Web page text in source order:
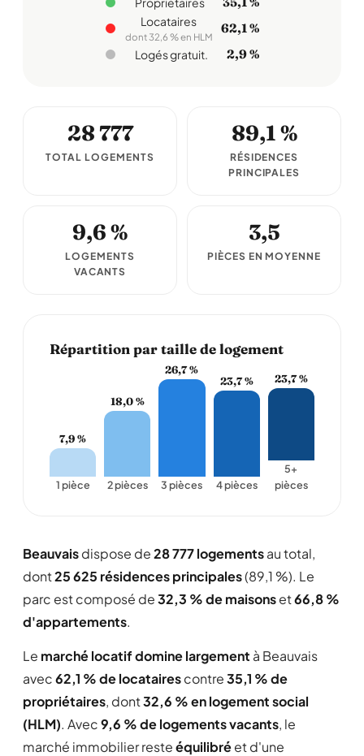
Locataires
dont 32,6 % en HLM
62,1 %
Logés gratuit. 2,9 %
28 777
TOTAL LOGEMENTS
89,1 %
RÉSIDENCES
PRINCIPALES
9,6 %
LOGEMENTS
VACANTS
3,5
PIÈCES EN MOYENNE
Répartition par taille de logement
7,9 %
1 pièce
18,0 %
2 pièces
26,7 %
3 pièces
23,7 %
4 pièces
23,7 %
5+
pièces
Beauvaisdispose de28 777 logementsau total,
dont25 625 résidences principales(89,1 %). Le
parc est composé de32,3 % de maisonset66,8 %
d'appartements.
Le marché locatif domine largement à Beauvais
avec62,1 % de locatairescontre35,1 % de
propriétaires, dont32,6 % en logement social
(HLM). Avec9,6 % de logements vacants, le
marché immobilier resteéquilibréet d'une